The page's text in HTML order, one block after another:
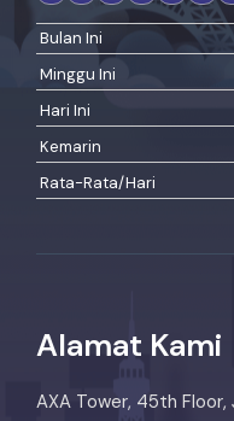
Bulan Ini
Minggu Ini
Hari Ini
Kemarin
Rata-Rata/Hari
Alamat Kami
AXA Tower, 45th Floor,